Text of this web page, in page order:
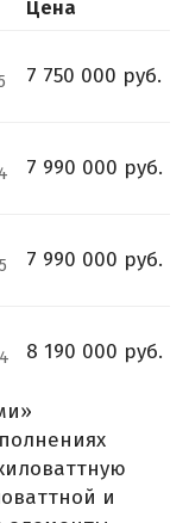
Цена
7 750 000 руб.
7 990 000 руб.
7 990 000 руб.
8 190 000 руб.
и